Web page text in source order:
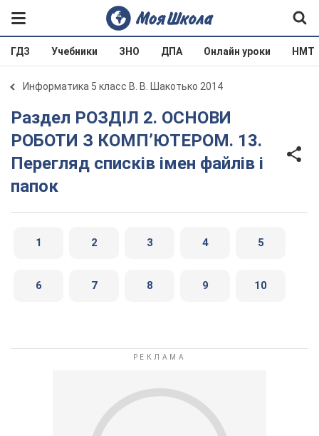
ГДЗ Учебники ЗНО ДПА Онлайн уроки НМТ
Информатика 5 класс В. В. Шакотько 2014
Раздел РОЗДІЛ 2. ОСНОВИ
РОБОТИ З КОМП’ЮТЕРОМ. 13.
Перегляд списків імен файлів і
папок
1 2 3 4 5
6 7 8 9 10